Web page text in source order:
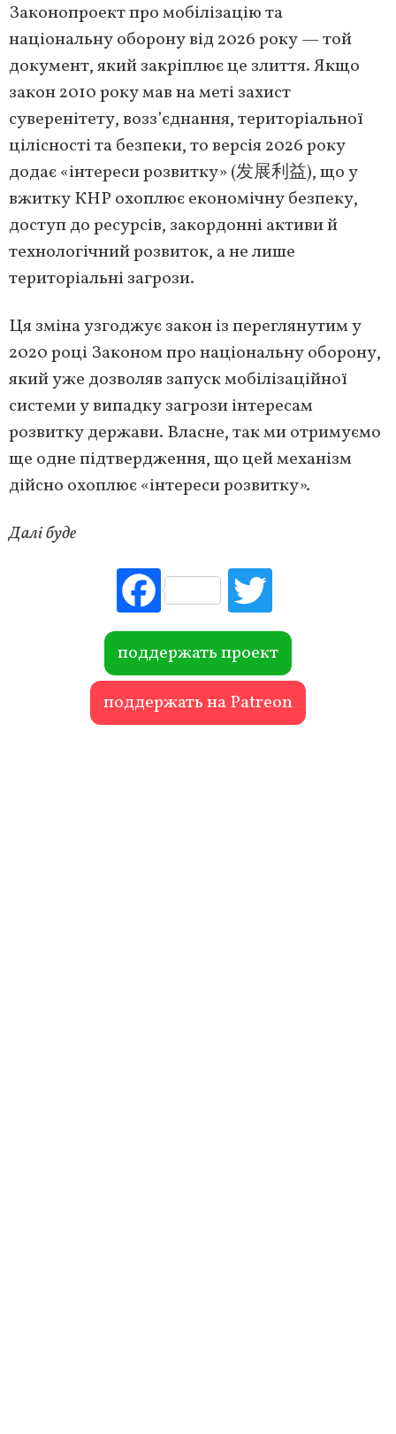
Законопроект про мобілізацію та
національну оборону від 2026 року — той
документ, який закріплює це злиття. Якщо
закон 2010 року мав на меті захист
суверенітету, возз’єднання, територіальної
цілісності та безпеки, то версія 2026 року
додає «інтереси розвитку» (发展利益), що у
вжитку КНР охоплює економічну безпеку,
доступ до ресурсів, закордонні активи й
технологічний розвиток, а не лише
територіальні загрози.
Ця зміна узгоджує закон із переглянутим у
2020 році Законом про національну оборону,
який уже дозволяв запуск мобілізаційної
системи у випадку загрози інтересам
розвитку держави. Власне, так ми отримуємо
ще одне підтвердження, що цей механізм
дійсно охоплює «інтереси розвитку».
Далі буде
Fac
ebo
ok r
поддержать проект
поддержать на Patreon